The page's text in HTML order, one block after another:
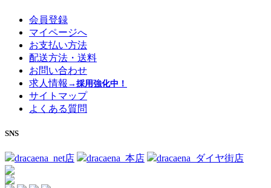
会員登録
マイページへ
お支払い方法
配送方法・送料
お問い合わせ
求人情報 →採用強化中！
サイトマップ
よくある質問
SNS
dracaena_net店 dracaena_本店 dracaena_ダイヤ街店